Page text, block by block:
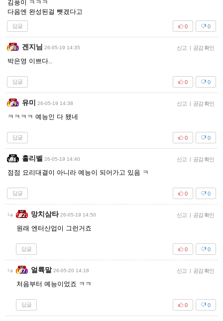
김풍이 ㅋㅋㅋ
다음엔 완성된걸 뺏겠다고
답글 0
0
겐지님 26-05-19 14:35 신고 | 공감 확인
박은영 이쁘다..
답글 0
0
유미 26-05-19 14:38 신고 | 공감 확인
ㅋㅋㅋㅋ 예능인 다 됐네
답글 0
0
홀리벨 26-05-19 14:40 신고 | 공감 확인
점점 요리대결이 아니라 예능이 되어가고 있음 ㅋ
답글 0
0
망치삼타 26-05-19 14:50 신고 | 공감 확인
원래 엔터산업이 그런거죠
답글 0
0
얼륙말 26-05-20 14:18 신고 | 공감 확인
처음부터 예능이었죠 ㅋㅋ
답글 0
0